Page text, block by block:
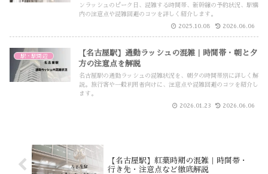
ンラッシュのピーク日、混雑する時間帯、新幹線の予約状況、駅構
内の注意点や混雑回避のコツを詳しく紹介します。
2025.10.08 2026.06.06
駅・駅周辺
【名古屋駅】通勤ラッシュの混雑｜時間帯・朝と夕
方の注意点を解説
名古屋駅の通勤ラッシュの混雑状況を、朝夕の時間帯別に詳しく解
説。旅行客や一般利用者向けに、注意点や混雑回避のコツを紹介し
ます。
2026.01.23 2026.06.06
【名古屋駅】紅葉時期の混雑｜時間帯・
行き先・注意点など徹底解説